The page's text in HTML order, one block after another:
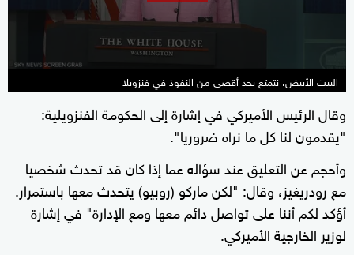
البيت الأبيض: نتمتع بحد أقصى من النفوذ في فنزويلا
وقال الرئيس الأميركي في إشارة إلى الحكومة الفنزويلية:
"يقدمون لنا كل ما نراه ضروريا".
وأحجم عن التعليق عند سؤاله عما إذا كان قد تحدث شخصيا
مع رودريغيز، وقال: "لكن ماركو (روبيو) يتحدث معها باستمرار.
أؤكد لكم أننا على تواصل دائم معها ومع الإدارة" في إشارة
لوزير الخارجية الأميركي.